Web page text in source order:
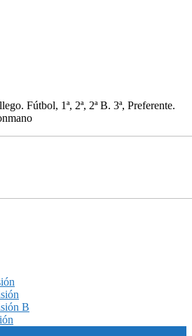
Fútbol, 1ª, 2ª, 2ª B. 3ª, Preferente.
B